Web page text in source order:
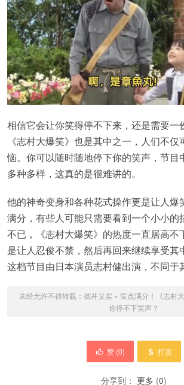
相信它会让你笑得停不下来，还是需要一
《志村大爆笑》也是其中之一，人们不
恼。你可以随时随地停下你的笑声，节目
多种多样，这真的是很难讲的。
他的神奇变身和各种花式操作更是让人爆
满分，有些人可能只需要看到一个小小的
不已，《志村大爆笑》的热度一直居高不
是让人忍俊不禁，然后再回来继续享受其
这档节目由日本演员志村健出演，不同于
未经允许不得转载： 德井义实 » 笑点满分！《志村
你停不下笑声？
赞 (0) 打赏
分享到： 更多 (0)